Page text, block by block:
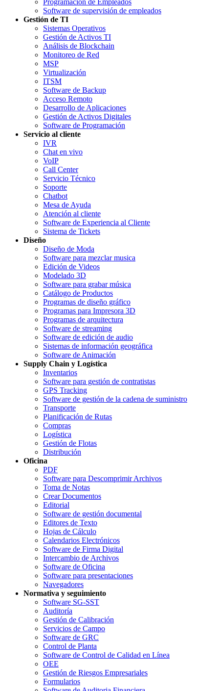
Software de supervisión de empleados
Gestión de TI
Sistemas Operativos
Gestión de Activos TI
Análisis de Blockchain
Monitoreo de Red
MSP
Virtualización
ITSM
Software de Backup
Acceso Remoto
Desarrollo de Aplicaciones
Gestión de Activos Digitales
Software de Programación
Servicio al cliente
IVR
Chat en vivo
VoIP
Call Center
Servicio Técnico
Soporte
Chatbot
Mesa de Ayuda
Atención al cliente
Software de Experiencia al Cliente
Sistema de Tickets
Diseño
Diseño de Moda
Software para mezclar musica
Edición de Videos
Modelado 3D
Software para grabar música
Catálogo de Productos
Programas de diseño gráfico
Programas para Impresora 3D
Programas de arquitectura
Software de streaming
Software de edición de audio
Sistemas de información geográfica
Software de Animación
Supply Chain y Logística
Inventarios
Software para gestión de contratistas
GPS Tracking
Software de gestión de la cadena de suministro
Transporte
Planificación de Rutas
Compras
Logística
Gestión de Flotas
Distribución
Oficina
PDF
Software para Descomprimir Archivos
Toma de Notas
Crear Documentos
Editorial
Software de gestión documental
Editores de Texto
Hojas de Cálculo
Calendarios Electrónicos
Software de Firma Digital
Intercambio de Archivos
Software de Oficina
Software para presentaciones
Navegadores
Normativa y seguimiento
Software SG-SST
Auditoría
Gestión de Calibración
Servicios de Campo
Software de GRC
Control de Planta
Software de Control de Calidad en Línea
OEE
Gestión de Riesgos Empresariales
Formularios